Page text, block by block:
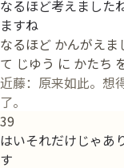
なるほど考えました
ますね
なるほど かんがえ
て じゆう に かたち
近藤：原来如此。想
了。
39
はいそれだけじゃあ
す